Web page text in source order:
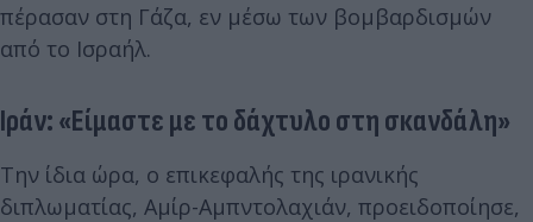
πέρασαν στη Γάζα, εν μέσω των βομβαρδισμών
από το Ισραήλ.
Ιράν: «Είμαστε με το δάχτυλο στη σκανδάλη»
Την ίδια ώρα, ο επικεφαλής της ιρανικής
διπλωματίας, Αμίρ-Αμπντολαχιάν, προειδοποίησε,